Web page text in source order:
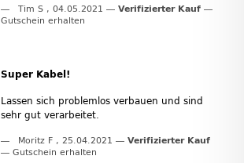
Tim S , 04.05.2021
Verifizierter Kauf
Gutschein erhalten
Super Kabel!
Lassen sich problemlos verbauen und sind
sehr gut verarbeitet.
Moritz F , 25.04.2021
Verifizierter Kauf
Gutschein erhalten